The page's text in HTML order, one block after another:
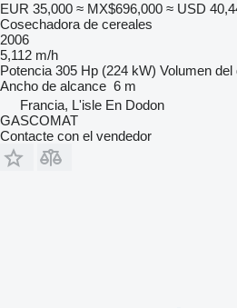
EUR 35,000 ≈ MX$696,000 ≈ USD
Cosechadora de cereales
2006
5,112 m/h
Potencia 305 Hp (224 kW) Volumen del
Ancho de alcance 6 m
Francia, L'isle En Dodon
GASCOMAT
Contacte con el vendedor